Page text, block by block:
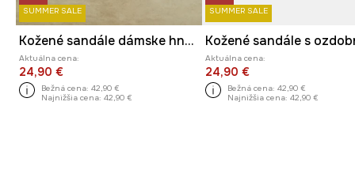
SUMMER SALE
Kožené sandále dámske hnedá farba
Aktuálna cena:
24,90 €
Bežná cena: 42,90 €
Najnižšia cena: 42,90 €
SUMMER SALE
Aktuálna cena:
24,90 €
Bežná cena: 42,90 €
Najnižšia cena: 42,90 €